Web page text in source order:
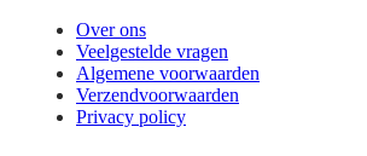
Over ons
Veelgestelde vragen
Algemene voorwaarden
Verzendvoorwaarden
Privacy policy